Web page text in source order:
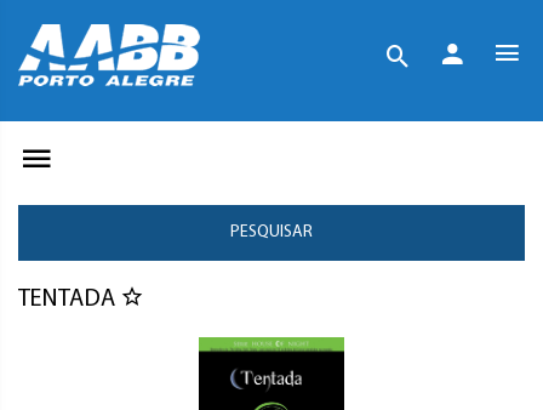
PESQUISAR
TENTADA